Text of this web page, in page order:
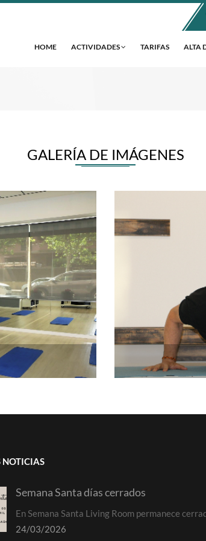
HOME ACTIVIDADES TARIFAS ALTA
GALERÍA DE IMÁGENES
NOTICIAS
Semana Santa días cerrados
En Semana Santa Living Room permanece
24/03/2026